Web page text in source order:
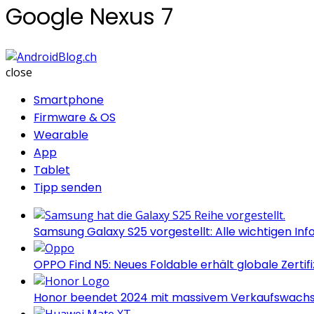
Google Nexus 7
close
Smartphone
Firmware & OS
Wearable
App
Tablet
Tipp senden
Samsung Galaxy S25 vorgestellt: Alle wichtigen
OPPO Find N5: Neues Foldable erhält globale
Honor beendet 2024 mit massivem